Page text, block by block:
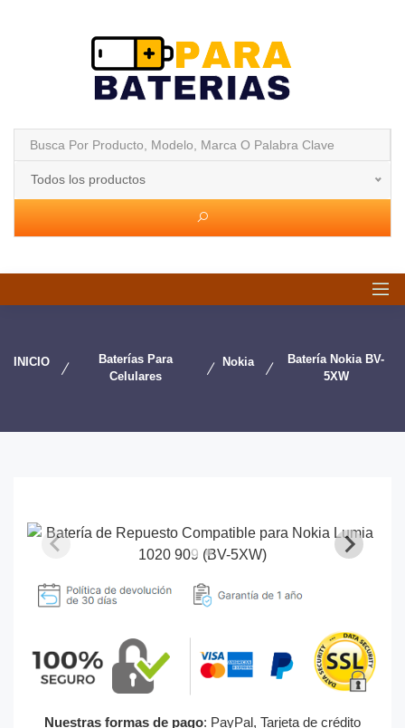
Todos los productos
INICIO
Baterías Para
Celulares
Nokia
Batería Nokia BV-
5XW
Nuestras formas de pago: PayPal, Tarjeta de crédito